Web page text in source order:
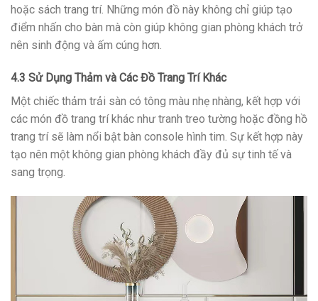
hoặc sách trang trí. Những món đồ này không chỉ giúp tạo
điểm nhấn cho bàn mà còn giúp không gian phòng khách trở
nên sinh động và ấm cúng hơn.
4.3 Sử Dụng Thảm và Các Đồ Trang Trí Khác
Một chiếc thảm trải sàn có tông màu nhẹ nhàng, kết hợp với
các món đồ trang trí khác như tranh treo tường hoặc đồng hồ
trang trí sẽ làm nổi bật bàn console hình tim. Sự kết hợp này
tạo nên một không gian phòng khách đầy đủ sự tinh tế và
sang trọng.